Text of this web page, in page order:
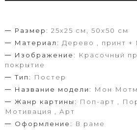
Размер: 25х25 см, 50х50 см
Материал: Дерево , принт
Изображение:
Красочный
покрытие
Тип:
Постер
Название модели:
Мон
Жанр картины:
Поп-арт ,
Мотивация , Арт
Оформление:
В раме